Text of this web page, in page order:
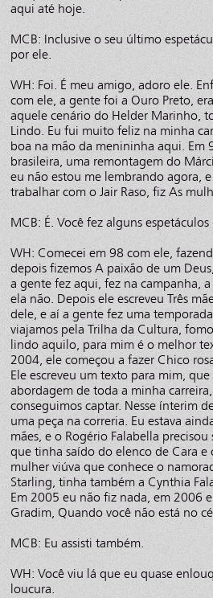
aqui até hoje.
MCB: Inclusive o seu último
por ele.
WH: Foi. É meu amigo, adoro ele.
com ele, a gente foi a Ouro Preto,
aquele cenário do Helder Marinho,
Lindo. Eu fui muito feliz na minha
boa na mão da menininha aqui. Em
brasileira, uma remontagem do
eu não estou me lembrando agora,
trabalhar com o Jair Raso, fiz As
MCB: É. Você fez alguns espetáculos
WH: Comecei em 98 com ele,
depois fizemos A paixão de um
a gente fez aqui, fez na campanha,
ela não. Depois ele escreveu Três
dele, e aí a gente fez uma
viajamos pela Trilha da Cultura,
lindo aquilo, para mim é o melhor
2004, ele começou a fazer Chico
Ele escreveu um texto para mim,
abordagem de toda a minha
conseguimos captar. Nesse ínterim
uma peça na correria. Eu estava
mães, e o Rogério Falabella
que tinha saído do elenco de Cara e
mulher viúva que conhece o
Starling, tinha também a Cynthia
Em 2005 eu não fiz nada, em 2006
Gradim, Quando você não está no
MCB: Eu assisti também.
WH: Você viu lá que eu quase